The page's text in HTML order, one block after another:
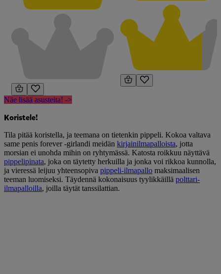
Näe lisää asusteita! ->
Koristele!
Tila pitää koristella, ja teemana on tietenkin pippeli. Kokoa valtava
same penis forever -girlandi meidän kirjainilmapalloista, jotta
morsian ei unohda mihin on ryhtymässä. Katosta roikkuu näyttävä
pippelipinata, joka on täytetty herkuilla ja jonka voi rikkoa kunnolla,
ja vieressä leijuu yhteensopiva pippeli-ilmapallo maksimaalisen
teeman luomiseksi. Täydennä kokonaisuus tyylikkäillä polttari-
ilmapalloilla, joilla täytät tanssilattian.